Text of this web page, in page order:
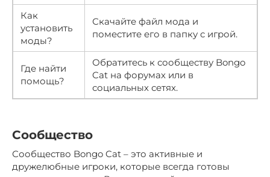
Как
установить
моды?
Скачайте файл мода и
поместите его в папку с игрой.
Где найти
помощь?
Обратитесь к сообществу Bongo
Cat на форумах или в
социальных сетях.
Сообщество
Сообщество Bongo Cat – это активные и
дружелюбные игроки, которые всегда готовы